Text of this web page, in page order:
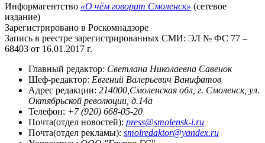
Информагентство «О чём говорит Смоленск» (сетевое
издание)
Зарегистрировано в Роскомнадзоре
Запись в реестре зарегистрированных СМИ: ЭЛ № ФС 77 –
68403 от 16.01.2017 г.
Главный редактор: Светлана Николаевна Савенок
Шеф-редактор: Евгений Валерьевич Ванифатов
Адрес редакции: 214000,Смоленская обл, г. Смоленск, ул.
Октябрьской революции, д.14а
Телефон: +7 (920) 668-05-20
Почта(отдел новостей): press@smolensk-i.ru
Почта(отдел рекламы): smolredaktor@yandex.ru